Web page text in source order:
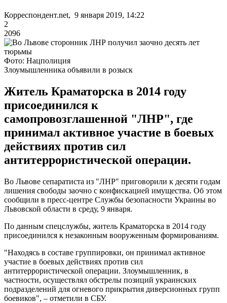
Корреспондент.net, 9 января 2019, 14:22
2
2096
Фото: Нацполиция
Злоумышленника объявили в розыск
Житель Краматорска в 2014 году
присоединился к
самопровозглашенной "ЛНР", где
принимал активное участие в боевых
действиях против сил
антитеррористической операции.
Во Львове сепаратиста из "ЛНР" приговорили к десяти годам
лишения свободы заочно с конфискацией имущества. Об этом
сообщили в пресс-центре Службы безопасности Украины во
Львовской области в среду, 9 января.
По данным спецслужбы, житель Краматорска в 2014 году
присоединился к незаконным вооруженным формированиям.
"Находясь в составе группировки, он принимал активное
участие в боевых действиях против сил
антитеррористической операции. Злоумышленник, в
частности, осуществлял обстрелы позиций украинских
подразделений для огневого прикрытия диверсионных групп
боевиков", – отметили в СБУ.